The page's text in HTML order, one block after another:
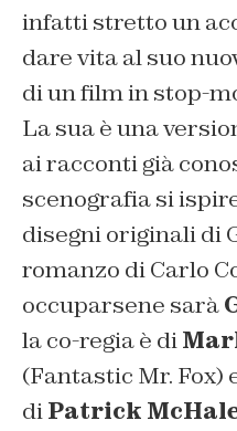
infatti stretto un
dare vita al suo
di un film in stop-
La sua è una
ai racconti già
scenografia si
disegni originali di
romanzo di Carlo
occuparsene sarà
la co-regia è di
(Fantastic Mr. Fox)
diPatrick